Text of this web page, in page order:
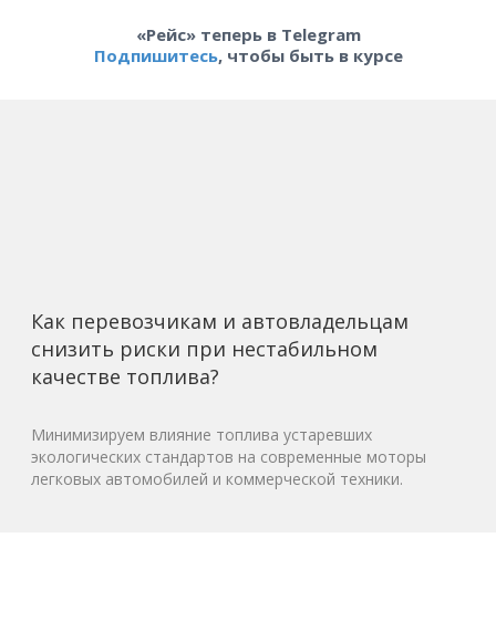
«Рейс» теперь в Telegram
Подпишитесь, чтобы быть в курсе
Как перевозчикам и автовладельцам
снизить риски при нестабильном
качестве топлива?
Минимизируем влияние топлива устаревших
экологических стандартов на современные моторы
легковых автомобилей и коммерческой техники.